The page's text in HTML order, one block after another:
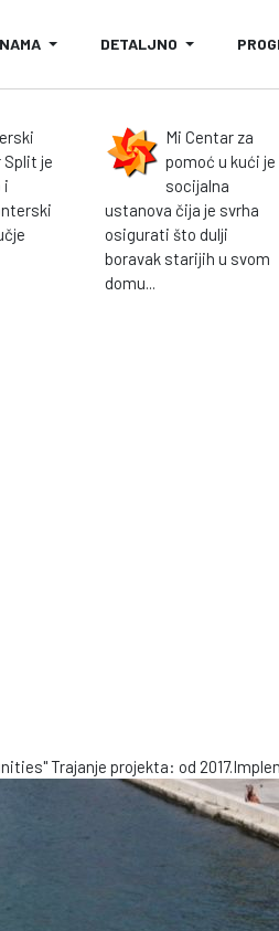
DETALJNO
je
i
Mi Centar za
pomoć u kući je
socijalna
ustanova čija je svrha
osigurati što dulji
boravak starijih u svom
domu...
Trajanje projekta: od